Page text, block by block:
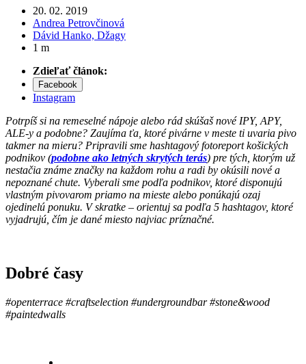
20. 02. 2019
Andrea Petrovčinová
Dávid Hanko, Džagy
1 m
Zdieľať článok:
Facebook
Instagram
Potrpíš si na remeselné nápoje alebo rád skúšaš nové IPY, APY,
ALE-y a podobne? Zaujíma ťa, ktoré pivárne v meste ti uvaria pivo
takmer na mieru? Pripravili sme hashtagový fotoreport košických
podnikov (podobne ako letných skrytých terás) pre tých, ktorým už
nestačia známe značky na každom rohu a radi by okúsili nové a
nepoznané chute. Vyberali sme podľa podnikov, ktoré disponujú
vlastným pivovarom priamo na mieste alebo ponúkajú ozaj
ojedinelú ponuku. V skratke – orientuj sa podľa 5 hashtagov, ktoré
vyjadrujú, čím je dané miesto najviac príznačné.
Dobré časy
#openterrace #craftselection #undergroundbar #stone&wood
#paintedwalls